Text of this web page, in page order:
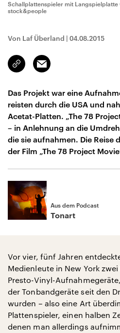
Schallplattenspieler mit Langspielplatte
stock&people
Von Laf Überland | 04.08.2015
Link
kopieren/teilen
Email
Das Projekt war eine
reisten durch die USA und
Acetat-Platten. „The 78
– in Anlehnung an die
die sie aufnahmen. Die Reise
der Film „The 78 Project
Aus dem Podcast
Tonart
Vor vier, fünf Jahren
Medienleute in New York
Presto-Vinyl-
der Tonbandgeräte seit den
wurden – also eine Art
Plattenspieler, einen halben
denen man allerdings